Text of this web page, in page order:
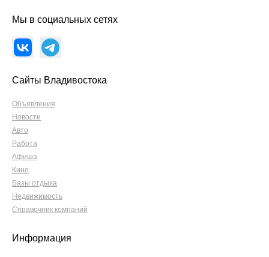
Мы в социальных сетях
Сайты Владивостока
Объявления
Новости
Авто
Работа
Афиша
Кино
Базы отдыха
Недвижимость
Справочник компаний
Информация